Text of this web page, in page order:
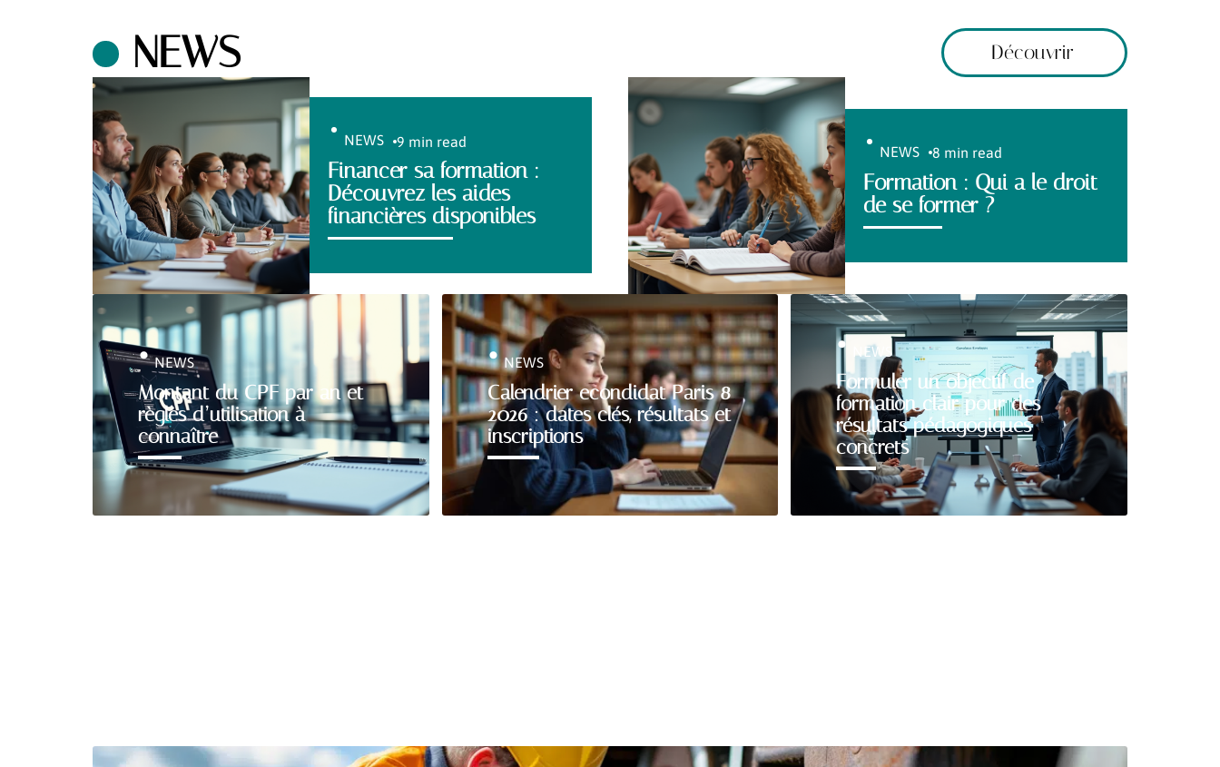
NEWS Découvrir
NEWS 9 min read
Financer sa formation :
Découvrez les aides
financières disponibles
NEWS 8 min read
Formation : Qui a le droit
de se former ?
Montant du CPF par an et
règles d’utilisation à
connaître
NEWS
Calendrier econdidat Paris 8
2026 : dates clés, résultats et
inscriptions
NEWS
Formuler un objectif de
formation clair pour des
résultats pédagogiques
concrets
NEWS